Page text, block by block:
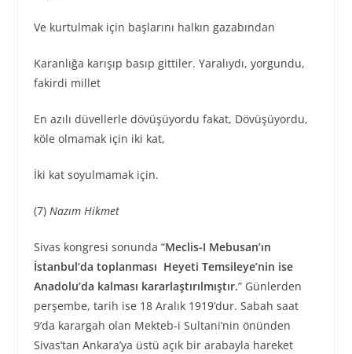
Ve kurtulmak için başlarını halkın gazabından
Karanlığa karışıp basıp gittiler. Yaralıydı, yorgundu,
fakirdi millet
En azılı düvellerle dövüşüyordu fakat, Dövüşüyordu,
köle olmamak için iki kat,
İki kat soyulmamak için.
(7) Nazım Hikmet
Sivas kongresi sonunda “Meclis-I Mebusan’ın
İstanbul’da toplanması Heyeti Temsileye’nin ise
Anadolu’da kalması kararlaştırılmıştır.” Günlerden
perşembe, tarih ise 18 Aralık 1919’dur. Sabah saat
9’da karargah olan Mekteb-i Sultani’nin önünden
Sivas’tan Ankara’ya üstü açık bir arabayla hareket